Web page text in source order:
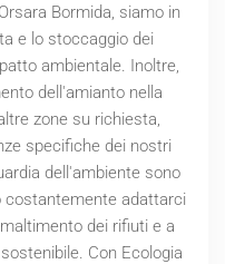
Bormida, siamo in
e lo stoccaggio dei
ambientale. Inoltre,
dell'amianto nella
zone su richiesta,
specifiche dei nostri
dell'ambiente sono
costantemente adattarci
dei rifiuti e a
Con Ecologia